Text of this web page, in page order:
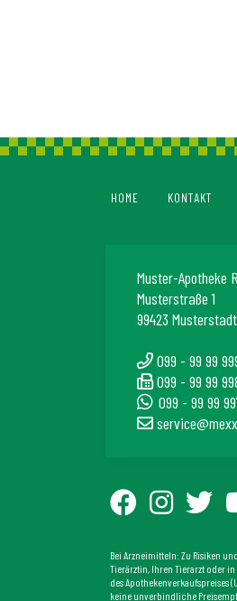
HOME KONTAKT
Muster-Apotheke
Musterstraße 1
99423 Musterstadt
099 - 99 99
099 - 99 99
099 - 99 99
Bei Arzneimitteln: Zu Risiken
Tierärztin, Ihren Tierarzt oder
des Apothekenverkaufspreises
keine unverbindliche